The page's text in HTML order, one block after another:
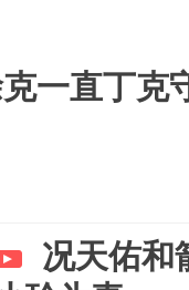
一直丁克
况天佑和